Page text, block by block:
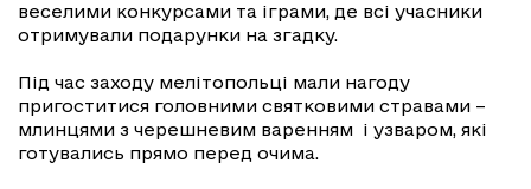
веселими конкурсами та іграми, де всі учасники
отримували подарунки на згадку.
Під час заходу мелітопольці мали нагоду
пригоститися головними святковими стравами –
млинцями з черешневим варенням і узваром, які
готувались прямо перед очима.